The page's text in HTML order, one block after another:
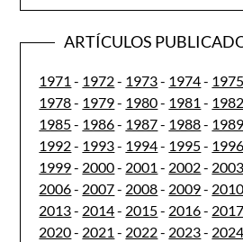
ARTÍCULOS
1971 - 1972- 1973- 1974- 1975
1978- 1979- 1980- 1981 - 1982
1985- 1986- 1987- 1988- 1989
1992- 1993- 1994- 1995- 1996
1999- 2000- 2001 - 2002- 2003
2006- 2007- 2008- 2009- 2010
2013- 2014- 2015- 2016- 2017
2020- 2021 - 2022- 2023- 2024